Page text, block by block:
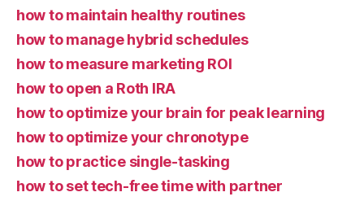
how to maintain healthy routines
how to manage hybrid schedules
how to measure marketing ROI
how to open a Roth IRA
how to optimize your brain for peak learning
how to optimize your chronotype
how to practice single-tasking
how to set tech-free time with partner